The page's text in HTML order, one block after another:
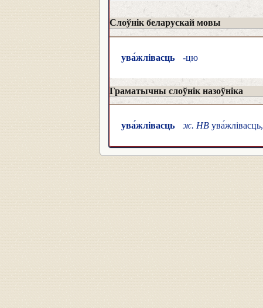
Слоўнік беларускай мовы
ува́жлівасць -цю
Граматычны слоўнік назоўніка
ува́жлівасць ж. НВ ува́жлівасць,